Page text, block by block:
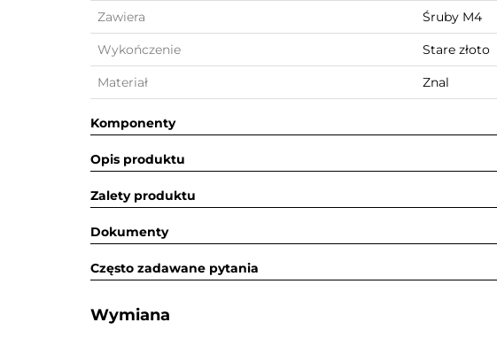
Zawiera Śruby M4
Wykończenie Stare złoto
Materiał Znal
Komponenty
Opis produktu
Zalety produktu
Dokumenty
Często zadawane pytania
Wymiana